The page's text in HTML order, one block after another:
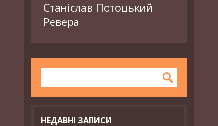
Станіслав Потоцький
Ревера
НЕДАВНІ ЗАПИСИ